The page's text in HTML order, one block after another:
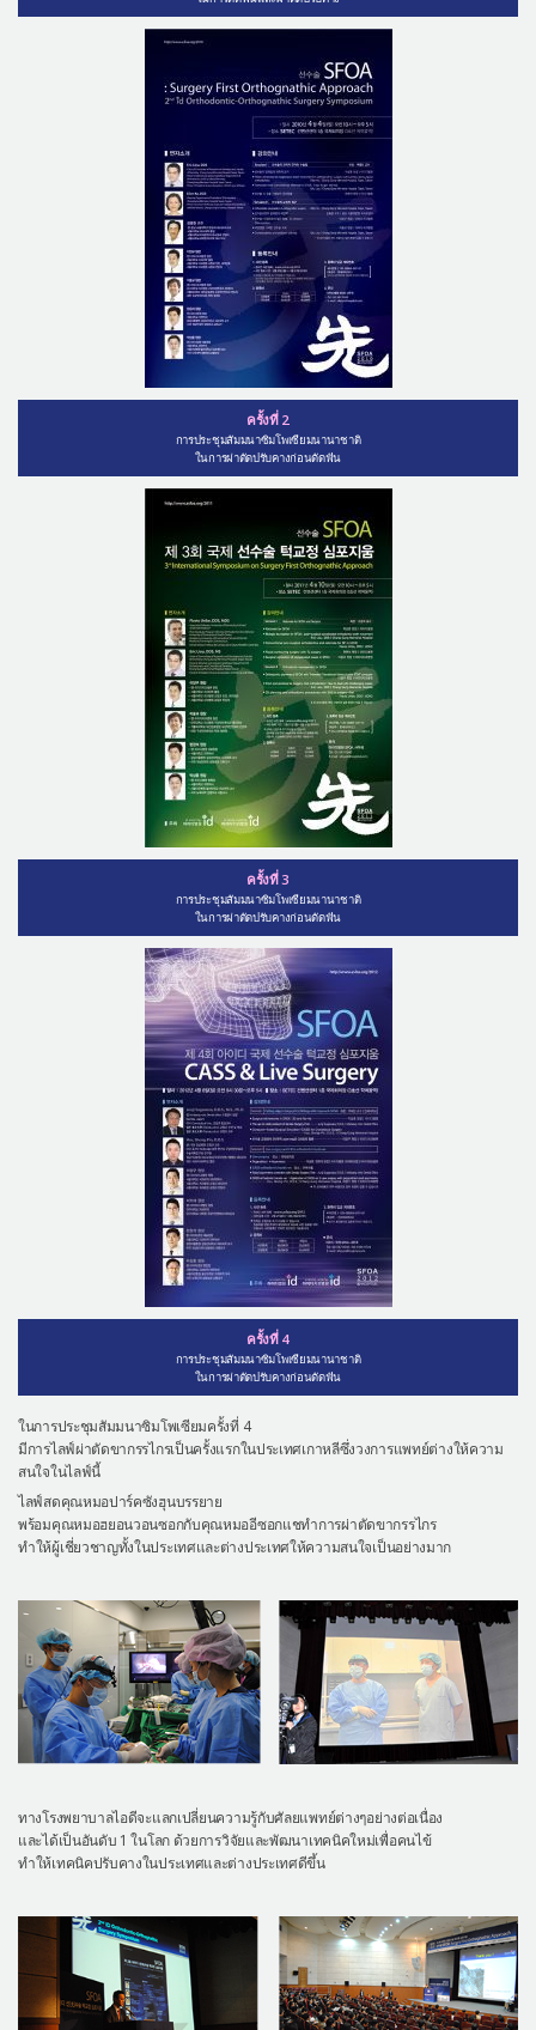
ครั้งที่ 2
การประชุมสัมมนาซิมโพเซียมนานาชาติ
ในการผ่าตัดปรับคางก่อนดัดฟัน
ครั้งที่ 3
การประชุมสัมมนาซิมโพเซียมนานาชาติ
ในการผ่าตัดปรับคางก่อนดัดฟัน
ครั้งที่ 4
การประชุมสัมมนาซิมโพเซียมนานาชาติ
ในการผ่าตัดปรับคางก่อนดัดฟัน
ในการประชุมสัมมนาซิมโพเซียมครั้งที่ 4
มีการไลฟ์ผ่าตัดขากรรไกรเป็นครั้งแรกในประเทศเกาหลีซึ่งวงการแพทย์ต่างให้ความ
สนใจในไลฟ์นี้
ไลฟ์สดคุณหมอปาร์คซังฮุนบรรยาย
พร้อมคุณหมอฮยอนวอนซอกกับคุณหมออีซอกแชทำการผ่าตัดขากรรไกร
ทำให้ผู้เชี่ยวชาญทั้งในประเทศและต่างประเทศให้ความสนใจเป็นอย่างมาก
ทางโรงพยาบาลไอดีจะแลกเปลี่ยนความรู้กับศัลยแพทย์ต่างๆอย่างต่อเนื่อง
และได้เป็นอันดับ 1 ในโลก ด้วยการวิจัยและพัฒนาเทคนิคใหม่เพื่อคนไข้
ทำให้เทคนิคปรับคางในประเทศและต่างประเทศดีขึ้น